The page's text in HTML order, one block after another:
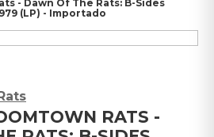
- Dawn Of The Rats: B-Sides
(LP) - Importado
RATS -